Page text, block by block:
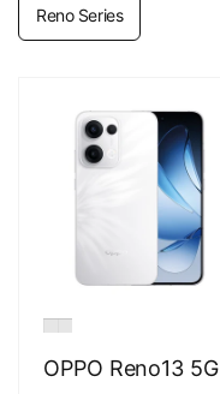
Reno Series
OPPO Reno13 5G